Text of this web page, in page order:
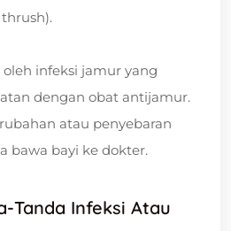
infeksi jamur yang
dengan obat antijamur.
atau penyebaran
bawa bayi ke dokter.
Tanda Infeksi Atau